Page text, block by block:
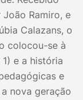
Ramiro, e
Calazans, o
colocou-se à
e a história
e
nova geração